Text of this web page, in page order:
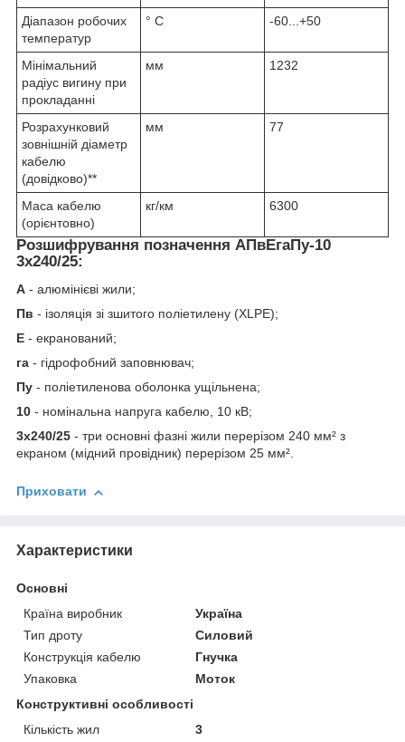
Діапазон робочих
температур
° С -60...+50
Мінімальний
радіус вигину при
прокладанні
мм 1232
Розрахунковий
зовнішній діаметр
кабелю
(довідково)**
мм 77
Маса кабелю
(орієнтовно)
кг/км 6300
Розшифрування позначення АПвЕгаПу‑10
3х240/25:
А - алюмінієві жили;
Пв - ізоляція зі зшитого поліетилену (XLPE);
Е - екранований;
га - гідрофобний заповнювач;
Пу - поліетиленова оболонка ущільнена;
10 - номінальна напруга кабелю, 10 кВ;
3х240/25 - три основні фазні жили перерізом 240 мм² з
екраном (мідний провідник) перерізом 25 мм².
Приховати
Характеристики
Основні
Країна виробник
Україна
Тип дроту
Силовий
Конструкція кабелю
Гнучка
Упаковка
Моток
Конструктивні особливості
Кількість жил
3